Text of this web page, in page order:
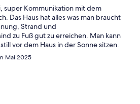
super Kommunikation mit dem
Das Haus hat alles was man braucht
Strand und
zu Fuß gut zu erreichen. Man kann
vor dem Haus in der Sonne sitzen.
auch gleich in der Nähe. Gerne
Mai 2025